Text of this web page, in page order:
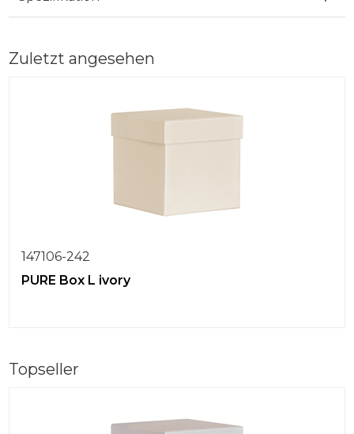
Zuletzt angesehen
147106-242
PURE Box L ivory
Topseller